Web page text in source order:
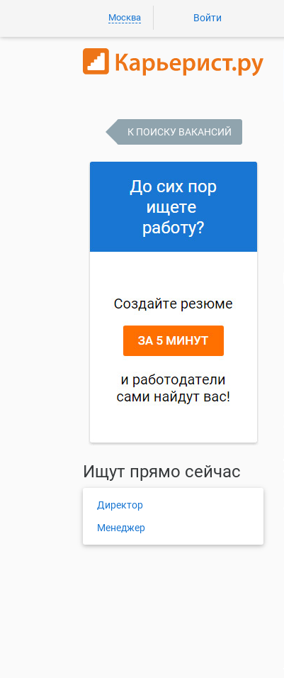
Москва Войти
К ПОИСКУ ВАКАНСИЙ
Ищут прямо сейчас
Директор
Менеджер